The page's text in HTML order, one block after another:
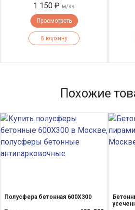
1 150 ₽ м/кв
Просмотреть
В корзину
Похожие
Полусфера бетонная 600Х300